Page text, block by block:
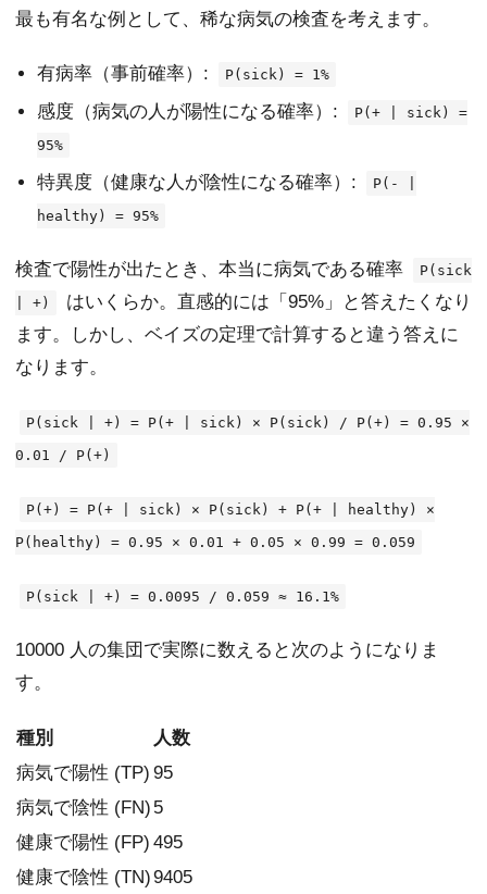
最も有名な例として、稀な病気の検査を考えます。
有病率（事前確率）: P(sick) = 1%
感度（病気の人が陽性になる確率）:
P(+ | sick) =
95%
特異度（健康な人が陰性になる確率）:
P(- |
healthy) = 95%
検査で陽性が出たとき、本当に病気である確率
P(sick
| +)
はいくらか。直感的には「95%」と答えたくなり
ます。しかし、ベイズの定理で計算すると違う答えに
なります。
P(sick | +) = P(+ | sick) × P(sick) / P(+) = 0.95 ×
0.01 / P(+)
P(+) = P(+ | sick) × P(sick) + P(+ | healthy) ×
P(healthy) = 0.95 × 0.01 + 0.05 × 0.99 = 0.059
P(sick | +) = 0.0095 / 0.059 ≈ 16.1%
10000 人の集団で実際に数えると次のようになりま
す。
種別
人数
病気で陽性 (TP) 95
病気で陰性 (FN) 5
健康で陽性 (FP) 495
健康で陰性 (TN)9405